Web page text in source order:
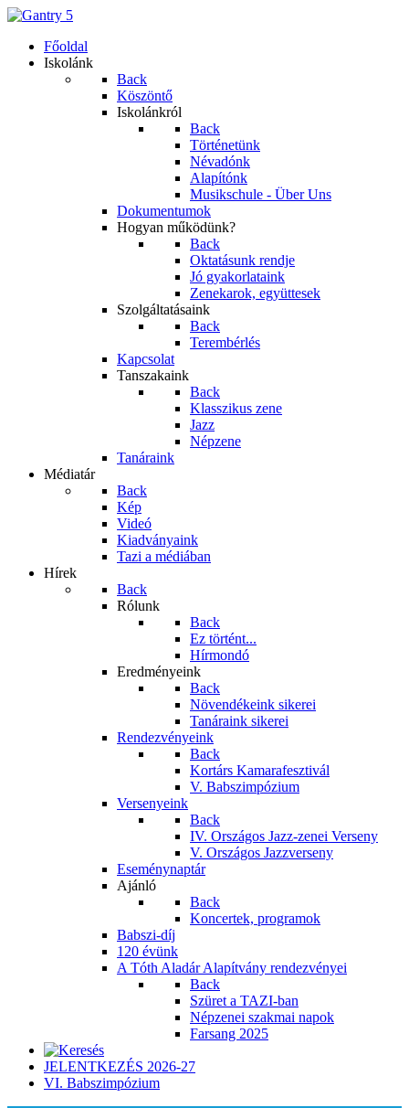
Főoldal
Iskolánk
Back
Köszöntő
Iskolánkról
Back
Történetünk
Névadónk
Alapítónk
Musikschule - Über Uns
Dokumentumok
Hogyan működünk?
Back
Oktatásunk rendje
Jó gyakorlataink
Zenekarok, együttesek
Szolgáltatásaink
Back
Terembérlés
Kapcsolat
Tanszakaink
Back
Klasszikus zene
Jazz
Népzene
Tanáraink
Médiatár
Back
Kép
Videó
Kiadványaink
Tazi a médiában
Hírek
Back
Rólunk
Back
Ez történt...
Hírmondó
Eredményeink
Back
Növendékeink sikerei
Tanáraink sikerei
Rendezvényeink
Back
Kortárs Kamarafesztivál
V. Babszimpózium
Versenyeink
Back
IV. Országos Jazz-zenei Verseny
V. Országos Jazzverseny
Eseménynaptár
Ajánló
Back
Koncertek, programok
Babszi-díj
120 évünk
A Tóth Aladár Alapítvány rendezvényei
Back
Szüret a TAZI-ban
Népzenei szakmai napok
Farsang 2025
JELENTKEZÉS 2026-27
VI. Babszimpózium